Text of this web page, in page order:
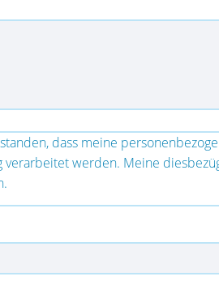
dass meine
verarbeitet werden. Meine